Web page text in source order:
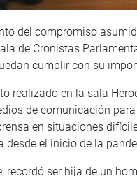
del compromiso
de Cronistas
cumplir con su
realizado en la sala
de comunicación
en situaciones
desde el inicio de la
recordó ser hija de un